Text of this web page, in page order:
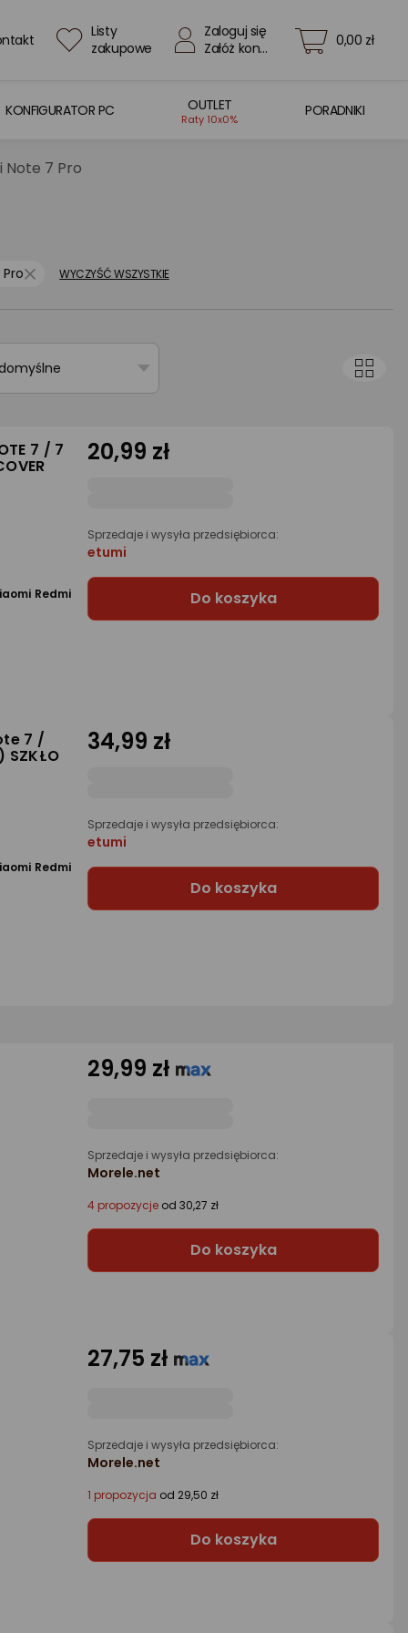
Listy
zakupowe
Zaloguj się
Załóż konto
0,00 zł
KONFIGURATOR PC OUTLET
Raty 10x0%
PORADNIKI
Note 7 Pro
WYCZYŚĆ WSZYSTKIE
7 / 7
Redmi
20,99 zł
Sprzedaje i wysyła przedsiębiorca:
etumi
Do koszyka
7 /
Redmi
34,99 zł
Sprzedaje i wysyła przedsiębiorca:
etumi
Do koszyka
29,99 zł
Sprzedaje i wysyła przedsiębiorca:
Morele.net
4 propozycje od 30,27 zł
Do koszyka
27,75 zł
Sprzedaje i wysyła przedsiębiorca:
Morele.net
1 propozycja od 29,50 zł
Do koszyka